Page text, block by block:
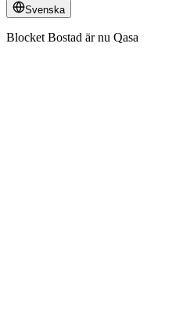
Svenska
Blocket Bostad är nu Qasa